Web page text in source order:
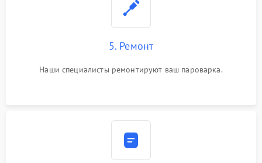
5. Ремонт
Наши специалисты ремонтируют ваш пароварка.